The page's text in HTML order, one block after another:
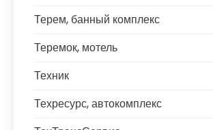
Терем, банный комплекс
Теремок, мотель
Техник
Техресурс, автокомплекс